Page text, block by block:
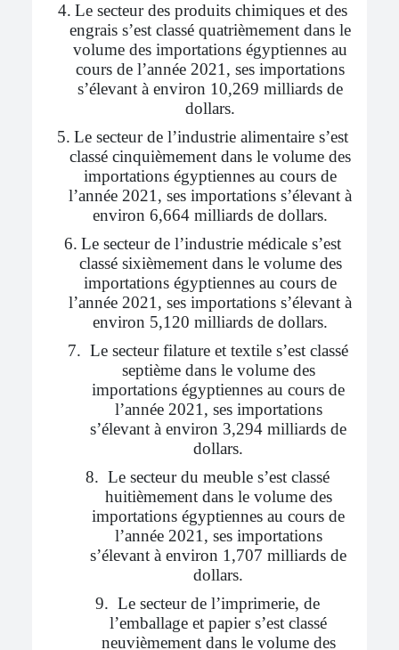
4. Le secteur des produits chimiques et des
engrais s’est classé quatrièmement dans le
volume des importations égyptiennes au
cours de l’année 2021, ses importations
s’élevant à environ 10,269 milliards de
dollars.
5. Le secteur de l’industrie alimentaire s’est
classé cinquièmement dans le volume des
importations égyptiennes au cours de
l’année 2021, ses importations s’élevant à
environ 6,664 milliards de dollars.
6. Le secteur de l’industrie médicale s’est
classé sixièmement dans le volume des
importations égyptiennes au cours de
l’année 2021, ses importations s’élevant à
environ 5,120 milliards de dollars.
7. Le secteur filature et textile s’est classé
septième dans le volume des
importations égyptiennes au cours de
l’année 2021, ses importations
s’élevant à environ 3,294 milliards de
dollars.
8. Le secteur du meuble s’est classé
huitièmement dans le volume des
importations égyptiennes au cours de
l’année 2021, ses importations
s’élevant à environ 1,707 milliards de
dollars.
9. Le secteur de l’imprimerie, de
l’emballage et papier s’est classé
neuvièmement dans le volume des